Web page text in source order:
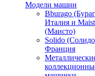
Модели машин
Bburago
Италия и
(Маисто)
Solido
Франция